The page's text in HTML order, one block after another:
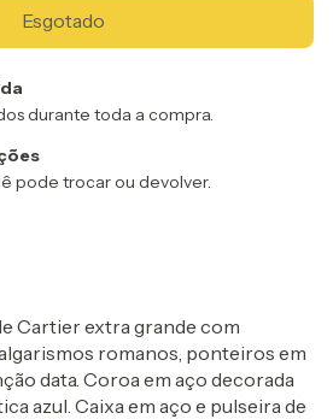
durante toda a compra.
pode trocar ou devolver.
Cartier extra grande com
romanos, ponteiros em
data. Coroa em aço decorada
azul. Caixa em aço e pulseira de